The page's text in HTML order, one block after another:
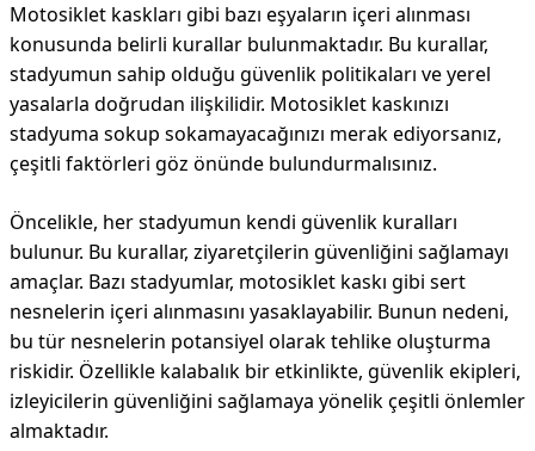
Motosiklet kaskları gibi bazı eşyaların içeri alınması
konusunda belirli kurallar bulunmaktadır. Bu kurallar,
stadyumun sahip olduğu güvenlik politikaları ve yerel
yasalarla doğrudan ilişkilidir. Motosiklet kaskınızı
stadyuma sokup sokamayacağınızı merak ediyorsanız,
çeşitli faktörleri göz önünde bulundurmalısınız.
Öncelikle, her stadyumun kendi güvenlik kuralları
bulunur. Bu kurallar, ziyaretçilerin güvenliğini sağlamayı
amaçlar. Bazı stadyumlar, motosiklet kaskı gibi sert
nesnelerin içeri alınmasını yasaklayabilir. Bunun nedeni,
bu tür nesnelerin potansiyel olarak tehlike oluşturma
riskidir. Özellikle kalabalık bir etkinlikte, güvenlik ekipleri,
izleyicilerin güvenliğini sağlamaya yönelik çeşitli önlemler
almaktadır.